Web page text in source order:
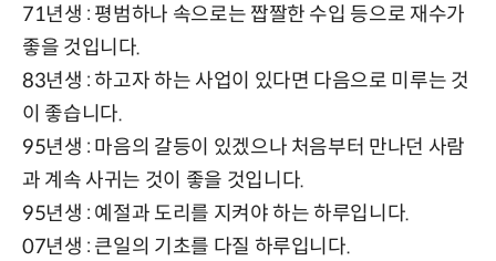
71년생 : 평범하나 속으로는 짭짤한 수입 등으로 재수가
좋을 것입니다.
83년생 : 하고자 하는 사업이 있다면 다음으로 미루는 것
이 좋습니다.
95년생 : 마음의 갈등이 있겠으나 처음부터 만나던 사람
과 계속 사귀는 것이 좋을 것입니다.
95년생 : 예절과 도리를 지켜야 하는 하루입니다.
07년생 : 큰일의 기초를 다질 하루입니다.